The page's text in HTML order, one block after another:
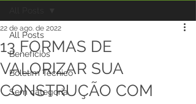
All Posts
Benefícios
Boletim Técnico
Sem categoria
13 FORMAS DE
VALORIZAR SUA
CONSTRUÇÃO COM
22 de ago. de 2022